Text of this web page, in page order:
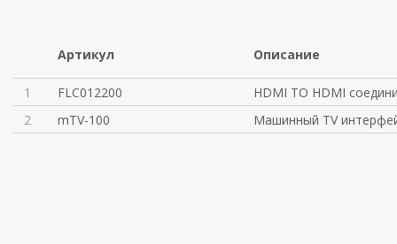
Артикул Описание
1 FLC012200
HDMI TO HDMI
2
mTV-100 Машинный TV